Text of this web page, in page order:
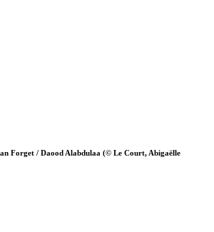
Forget / Daood Alabdulaa (© Le Court, Abigaëlle